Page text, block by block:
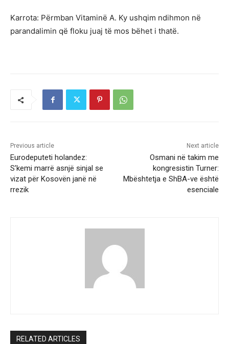
Karrota: Përmban Vitaminë A. Ky ushqim ndihmon në
parandalimin që floku juaj të mos bëhet i thatë.
Previous article
Eurodeputeti holandez:
S’kemi marrë asnjë sinjal se
vizat për Kosovën janë në
rrezik
Next article
Osmani në takim me
kongresistin Turner:
Mbështetja e ShBA-ve është
esenciale
RELATED ARTICLES